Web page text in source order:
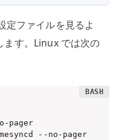
定ファイルを見るよ
ます。Linux では次の
pager
--no-pager